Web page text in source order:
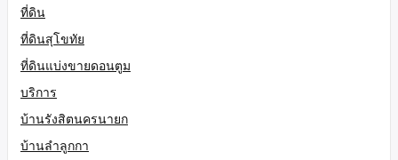
ที่ดิน
ที่ดินสุโขทัย
ที่ดินแบ่งขายดอนตูม
บริการ
บ้านรังสิตนครนายก
บ้านลำลูกกา